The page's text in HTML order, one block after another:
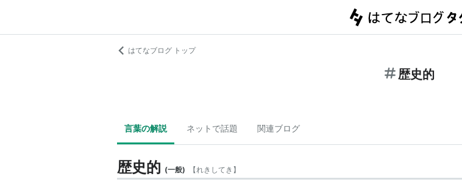
はてなブログ トップ
歴史的
言葉の解説 ネットで話題 関連ブログ
歴史的 (一般) 【れきしてき 】